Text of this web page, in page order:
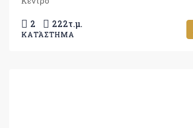
2 222τ.μ.
ΚΑΤΆΣΤΗΜΑ